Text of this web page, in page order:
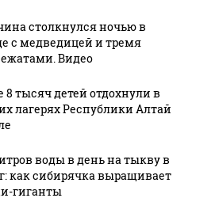
8
Карпин в
шестой раз
стал отцом
столкнулся ночью в
с медведицей и тремя
Видео
8 тысяч детей отдохнули в
лагерях Республики Алтай
воды в день на тыкву в
как сибирячка выращивает
гиганты